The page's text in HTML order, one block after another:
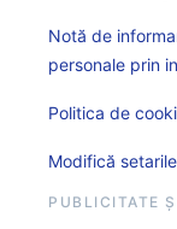
Notă de
personale prin
Politica de
Modifică
PUBLICITATE